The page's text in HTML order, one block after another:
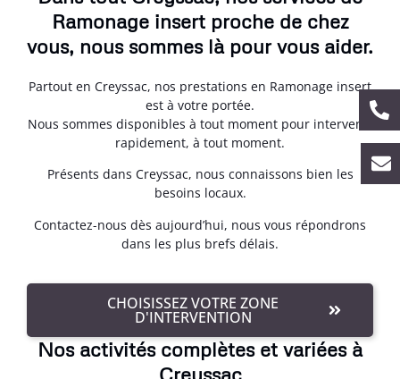
Ramonage insert proche de chez
vous, nous sommes là pour vous aider.
Partout en Creyssac, nos prestations en Ramonage insert
est à votre portée.
Nous sommes disponibles à tout moment pour intervenir
rapidement, à tout moment.
Présents dans Creyssac, nous connaissons bien les
besoins locaux.
Contactez-nous dès aujourd’hui, nous vous répondrons
dans les plus brefs délais.
CHOISISSEZ VOTRE ZONE
D'INTERVENTION
Nos activités complètes et variées à